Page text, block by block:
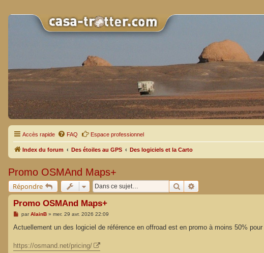
Accès rapide FAQ Espace professionnel
Index du forum Des étoiles au GPS Des logiciels et la Carto
Promo OSMAnd Maps+
Répondre Rechercher
Promo OSMAnd Maps+
M
s
g
e
parAlainB» mer. 29 avr. 2026 22:09
Actuellement un des logiciel de référence en offroad est en promo à moins 50%
https://osmand.net/pricing/